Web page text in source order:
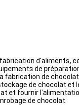
d'aliments,
de
de
de chocolat
et fournir
de chocolat.